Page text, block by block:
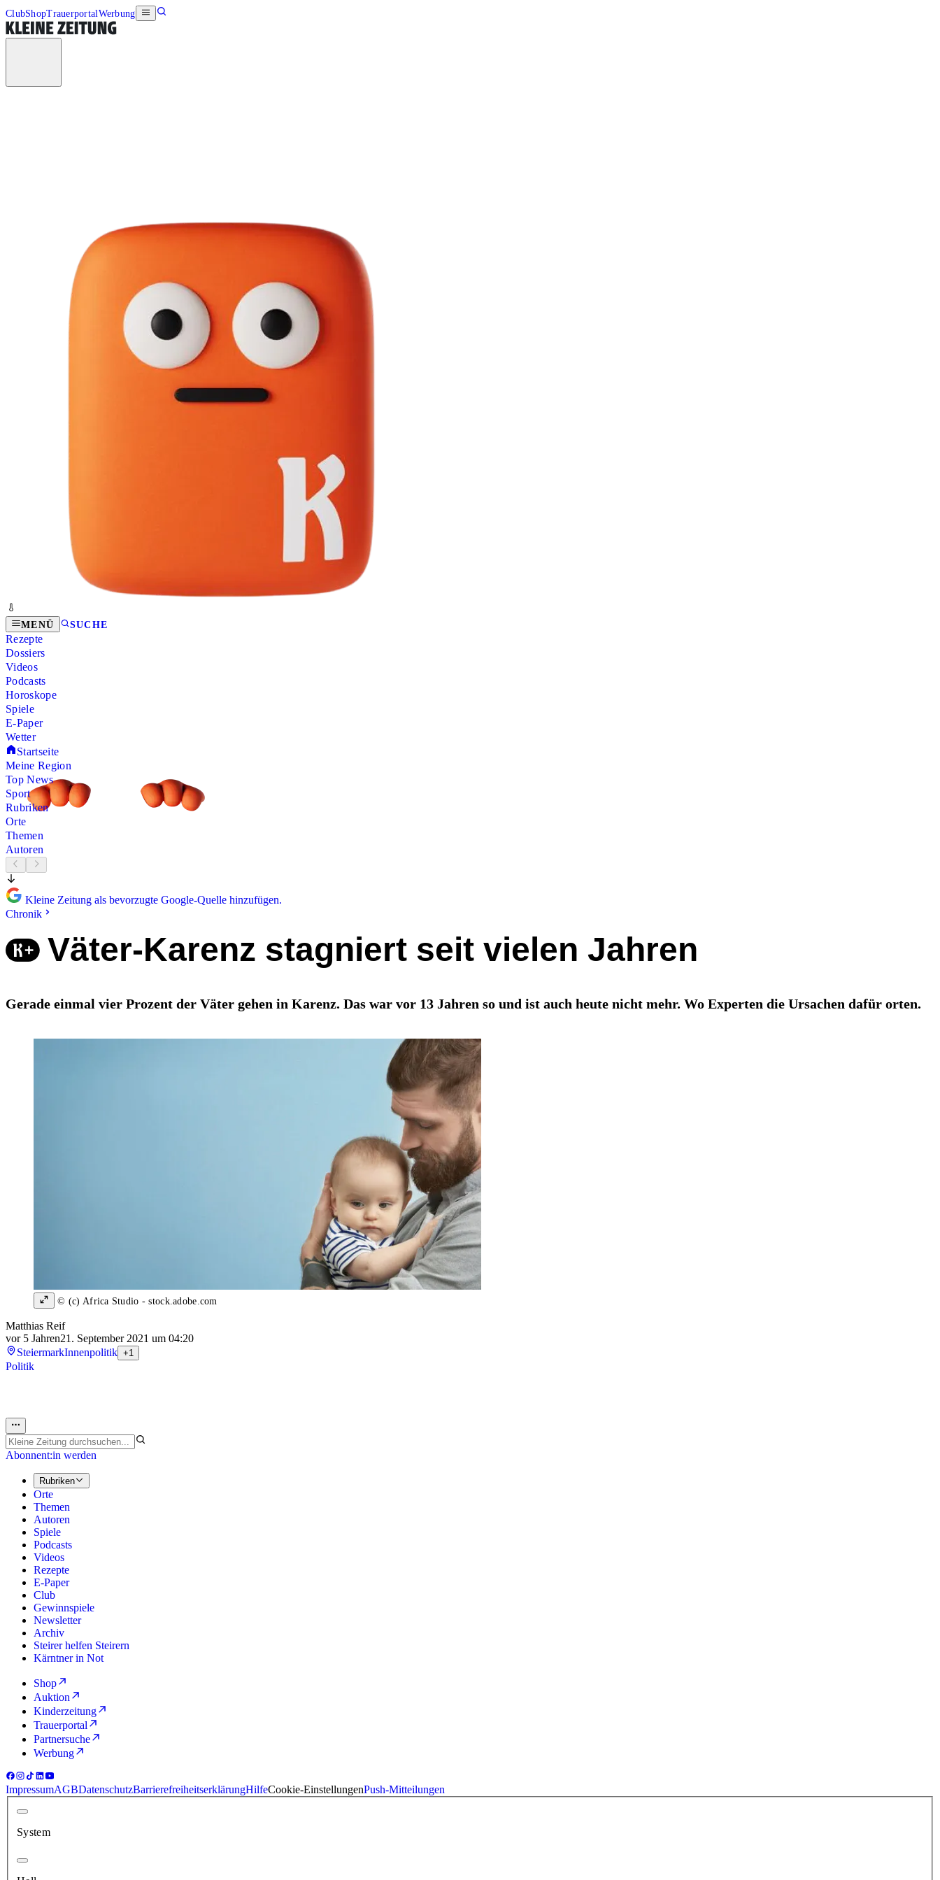
ClubShopTrauerportalWerbung
MENÜ SUCHE
Rezepte
Dossiers
Videos
Podcasts
Horoskope
Spiele
E-Paper
Wetter
Startseite
Meine Region
Top News
Sport
Rubriken
Orte
Themen
Autoren
Kleine Zeitung als bevorzugte Google-Quelle hinzufügen.
Chronik
Väter-Karenz stagniert seit vielen Jahren
Gerade einmal vier Prozent der Väter gehen in Karenz. Das war vor 13 Jahren so und ist auch heute nicht mehr. Wo Experten die Ursachen dafür orten.
© (c) Africa Studio - stock.adobe.com
Matthias Reif
vor 5 Jahren21. September 2021 um 04:20
SteiermarkInnenpolitik +1
Politik
Abonnent:in werden
Rubriken
Orte
Themen
Autoren
Spiele
Podcasts
Videos
Rezepte
E-Paper
Club
Gewinnspiele
Newsletter
Archiv
Steirer helfen Steirern
Kärntner in Not
Shop
Auktion
Kinderzeitung
Trauerportal
Partnersuche
Werbung
ImpressumAGBDatenschutzBarrierefreiheitserklärungHilfeCookie-EinstellungenPush-Mitteilungen
System